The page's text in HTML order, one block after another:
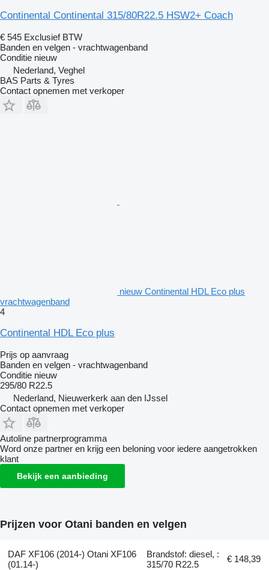
Continental Continental 315/80R22.5 HSW2+ Coach
€ 545 Exclusief BTW
Banden en velgen - vrachtwagenband
Conditie nieuw
Nederland, Veghel
BAS Parts & Tyres
Contact opnemen met verkoper
nieuw Continental HDL Eco plus
vrachtwagenband
4
Continental HDL Eco plus
Prijs op aanvraag
Banden en velgen - vrachtwagenband
Conditie nieuw
295/80 R22.5
Nederland, Nieuwerkerk aan den IJssel
Contact opnemen met verkoper
Autoline partnerprogramma
Word onze partner en krijg een beloning voor iedere aangetrokken
klant
Bekijk een aanbieding
Prijzen voor Otani banden en velgen
DAF XF106 (2014-) Otani XF106
(01.14-)
Brandstof: diesel, :
315/70 R22.5
€ 148,39